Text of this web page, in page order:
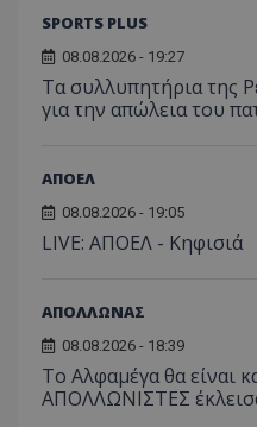
SPORTS PLUS
08.08.2026 - 19:27
Τα συλλυπητήρια της
για την απώλεια του
ΑΠΟΕΛ
08.08.2026 - 19:05
LIVE: ΑΠΟΕΛ - Κηφισιά
ΑΠΟΛΛΩΝΑΣ
08.08.2026 - 18:39
Το Αλφαμέγα θα είναι
ΑΠΟΛΛΩΝΙΣΤΕΣ